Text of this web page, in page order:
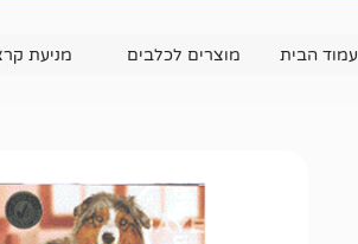
לכלבים מניעת קרציות ופרעושים